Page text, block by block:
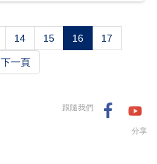
14 15 16(current)
17
下一頁
跟隨我們
分享